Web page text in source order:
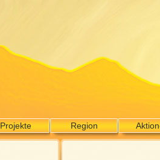
Projekte Region